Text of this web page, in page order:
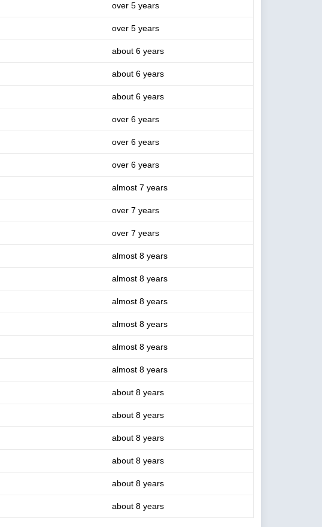
over 5 years
over 5 years
about 6 years
about 6 years
about 6 years
over 6 years
over 6 years
over 6 years
almost 7 years
over 7 years
over 7 years
almost 8 years
almost 8 years
almost 8 years
almost 8 years
almost 8 years
almost 8 years
about 8 years
about 8 years
about 8 years
about 8 years
about 8 years
about 8 years